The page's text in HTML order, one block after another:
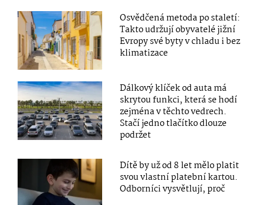
Osvědčená metoda po staletí:
Takto udržují obyvatelé jižní
Evropy své byty v chladu i bez
klimatizace
Dálkový klíček od auta má
skrytou funkci, která se hodí
zejména v těchto vedrech.
Stačí jedno tlačítko dlouze
podržet
Dítě by už od 8 let mělo platit
svou vlastní platební kartou.
Odborníci vysvětlují, proč